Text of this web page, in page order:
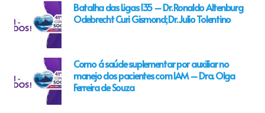
Batalha das Ligas 135 – Dr. Ronaldo Altenburg
Odebrecht Curi Gismond; Dr. Julio Tolentino
Como á saúde suplementar por auxiliar no
manejo dos pacientes com IAM – Dra. Olga
Ferreira de Souza